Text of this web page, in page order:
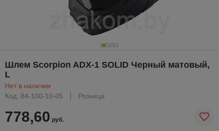
Шлем Scorpion ADX-1 SOLID Черный матовый,
L
Нет в наличии
Код: 84-100-10-05
Розница
778,60 руб.